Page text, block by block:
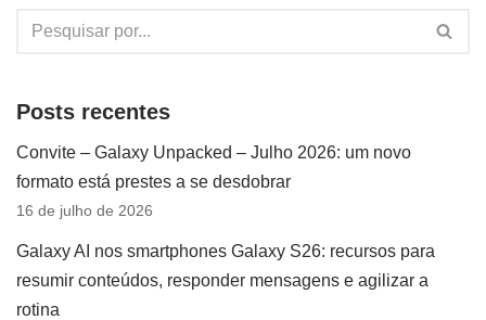
Posts recentes
Convite – Galaxy Unpacked – Julho 2026: um novo
formato está prestes a se desdobrar
16 de julho de 2026
Galaxy AI nos smartphones Galaxy S26: recursos para
resumir conteúdos, responder mensagens e agilizar a
rotina